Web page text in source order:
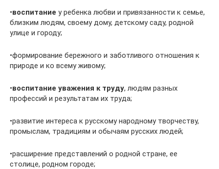
•воспитание у ребенка любви и привязанности к семье,
близким людям, своему дому, детскому саду, родной
улице и городу;
•формирование бережного и заботливого отношения к
природе и ко всему живому;
•воспитание уважения к труду, людям разных
профессий и результатам их труда;
•развитие интереса к русскому народному творчеству,
промыслам, традициям и обычаям русских людей;
•расширение представлений о родной стране, ее
столице, родном городе;